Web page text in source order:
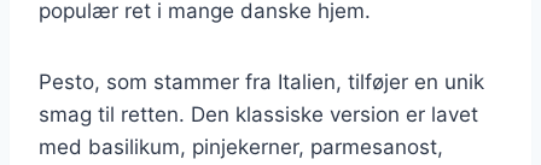
populær ret i mange danske hjem.
Pesto, som stammer fra Italien, tilføjer en unik
smag til retten. Den klassiske version er lavet
med basilikum, pinjekerner, parmesanost,